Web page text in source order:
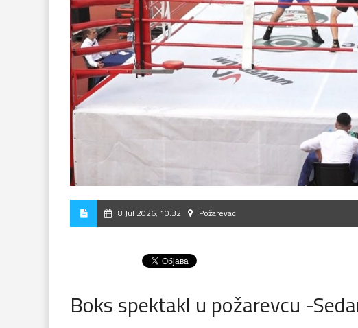
8 Jul 2026, 10:32 Požarevac
Boks spektakl u požarevcu -